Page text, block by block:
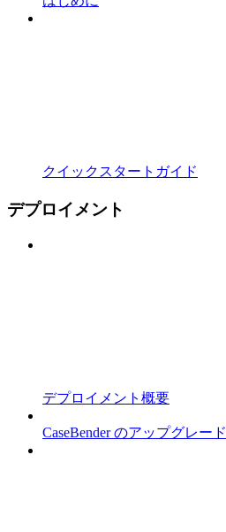
クイックスタートガイド
デプロイメント
デプロイメント概要
CaseBender のアップグレード